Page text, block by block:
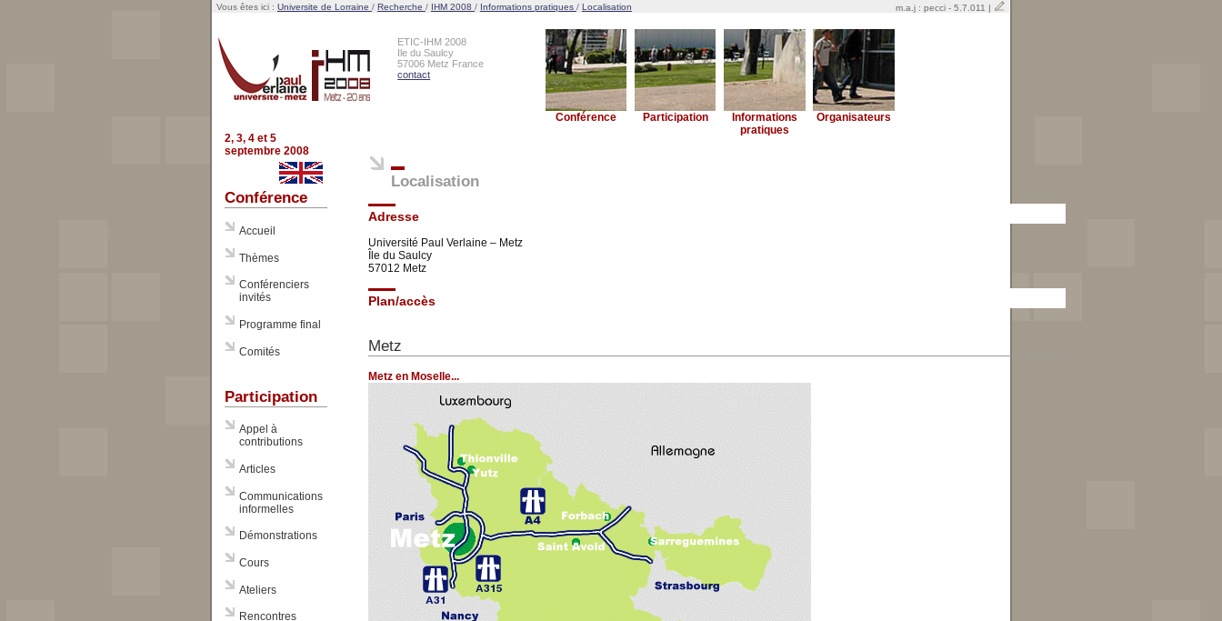
m.a.j : pecci - 5.7.011 |
Vous êtes ici : Universite de Lorraine / Recherche / IHM 2008 / Informations pratiques / Localisation
ETIC-IHM 2008
Ile du Saulcy
57006 Metz France
contact
Conférence Participation
Informations
pratiques
Organisateurs
2, 3, 4 et 5
septembre 2008
Conférence
Accueil
Thèmes
Conférenciers
invités
Programme final
Comités
Participation
Appel à
contributions
Articles
Communications
informelles
Démonstrations
Cours
Ateliers
Rencontres
Localisation
Adresse
Université Paul Verlaine – Metz
Île du Saulcy
57012 Metz
Plan/accès
Metz
Metz en Moselle...